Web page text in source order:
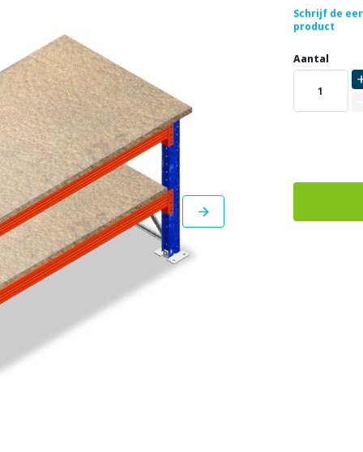
Schrijf de
product
Uw
aanpassing
DIRECT
LEVERBAAR
Aantal